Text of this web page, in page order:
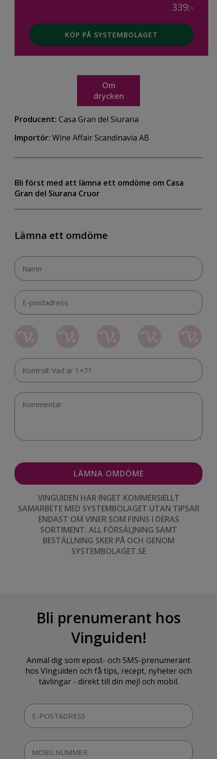
339:-
KÖP PÅ SYSTEMBOLAGET
Om
drycken
Producent: Casa Gran del Siurana
Importör: Wine Affair Scandinavia AB
Bli först med att lämna ett omdöme om Casa
Gran del Siurana Cruor
Lämna ett omdöme
VINGUIDEN HAR INGET KOMMERSIELLT
SAMARBETE MED SYSTEMBOLAGET UTAN TIPSAR
ENDAST OM VINER SOM FINNS I DERAS
SORTIMENT. ALL FÖRSÄLJNING SAMT
BESTÄLLNING SKER PÅ OCH GENOM
SYSTEMBOLAGET.SE
Bli prenumerant hos
Vinguiden!
Anmäl dig som epost- och SMS-prenumerant
hos Vinguiden och få tips, recept, nyheter och
tävlingar - direkt till din mejl och mobil.